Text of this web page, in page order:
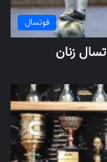
فوتسال
زنان